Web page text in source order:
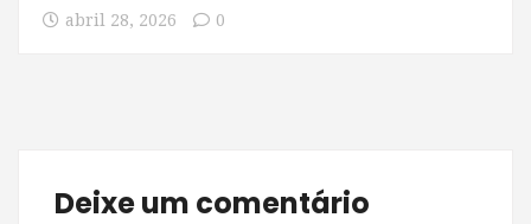
abril 28, 2026 0
Deixe um comentário